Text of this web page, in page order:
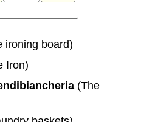
ironing board)
Iron)
(The